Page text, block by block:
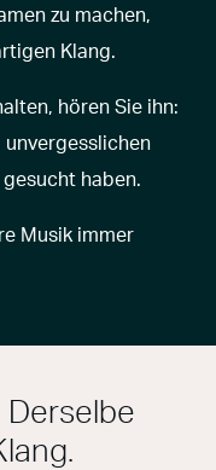
zu machen,
Klang.
hören Sie ihn:
unvergesslichen
haben.
Musik immer
Derselbe